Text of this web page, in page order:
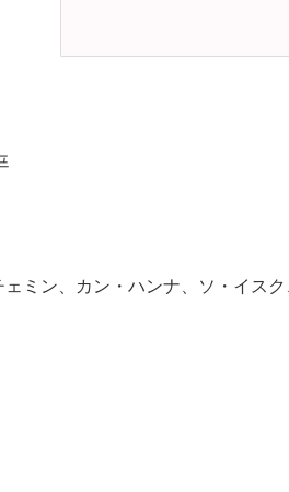
ミン、カン・ハンナ、ソ・イス